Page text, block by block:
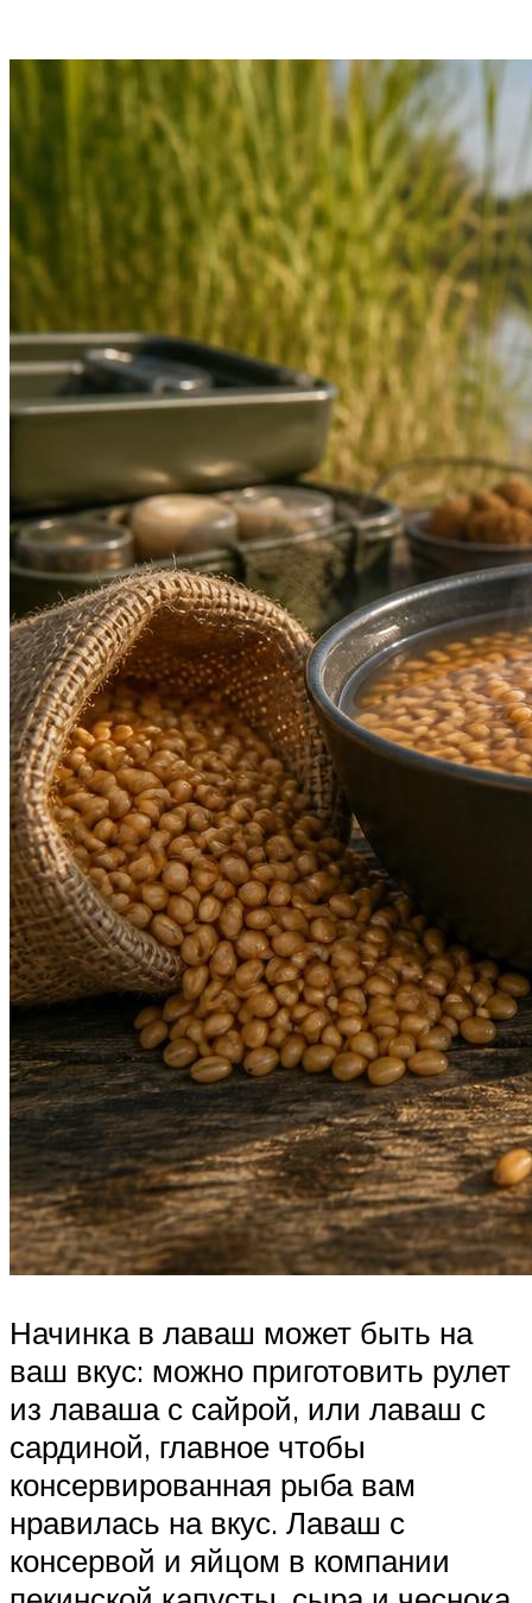
Начинка в лаваш может быть на
ваш вкус: можно приготовить рулет
из лаваша с сайрой, или лаваш с
сардиной, главное чтобы
консервированная рыба вам
нравилась на вкус. Лаваш с
консервой и яйцом в компании